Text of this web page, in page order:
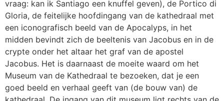
vraag: kan ik Santiago een knuffel geven), de Portico di
Gloria, de feitelijke hoofdingang van de kathedraal met
een iconografisch beeld van de Apocalyps, in het
midden bevindt zich de beeltenis van Jacobus en in de
crypte onder het altaar het graf van de apostel
Jacobus. Het is daarnaast de moeite waard om het
Museum van de Kathedraal te bezoeken, dat je een
goed beeld en verhaal geeft van (de bouw van) de